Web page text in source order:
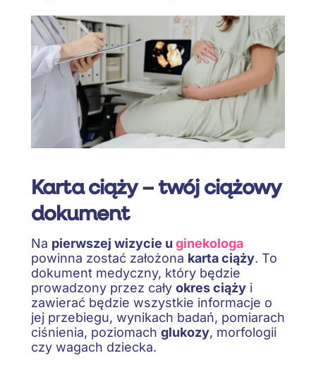
Karta ciąży – twój ciążowy
dokument
Na pierwszej wizycie u ginekologa
powinna zostać założona karta ciąży. To
dokument medyczny, który będzie
prowadzony przez cały okres ciąży i
zawierać będzie wszystkie informacje o
jej przebiegu, wynikach badań, pomiarach
ciśnienia, poziomach glukozy, morfologii
czy wagach dziecka.